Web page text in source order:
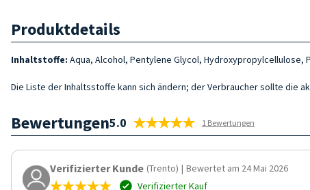
Produktdetails
Inhaltstoffe: Aqua, Alcohol, Pentylene Glycol, Hydroxypropylcellulose,
Die Liste der Inhaltsstoffe kann sich ändern; der Verbraucher sollte die
Bewertungen5.0 1 Bewertungen
Verifizierter Kunde (Trento) | Bewertet am 24 Mai 2026
Verifizierter Kauf